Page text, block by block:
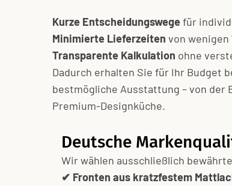
Kurze Entscheidungswegefür
Minimierte Lieferzeiten von wenigen
Transparente Kalkulation ohne
Dadurch erhalten Sie für Ihr Budget
bestmögliche Ausstattung – von der
Premium-Designküche.
Deutsche
Wir wählen ausschließlich
✔ Fronten aus kratzfestem